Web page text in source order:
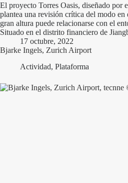
El proyecto Torres Oasis, diseñado por
plantea una revisión crítica del modo en
gran altura puede relacionarse con el
Situado en el distrito financiero de
17 octubre, 2022
Bjarke Ingels, Zurich Airport
Actividad, Plataforma